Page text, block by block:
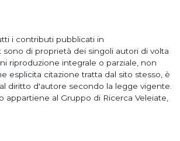
i contributi pubblicati in
di proprietà dei singoli autori di volta
riproduzione integrale o parziale, non
esplicita citazione tratta dal sito stesso, è
diritto d'autore secondo la legge vigente.
appartiene al Gruppo di Ricerca Veleiate,